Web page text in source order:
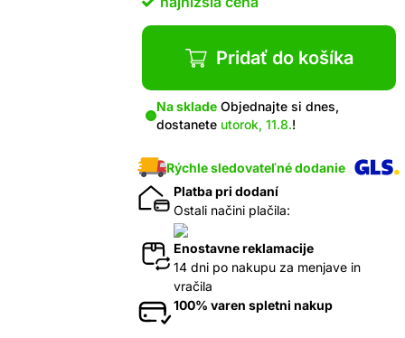
Pridať do košíka
Na sklade Objednajte si dnes,
dostanete utorok, 11.8.!
Rýchle sledovateľné dodanie
Platba pri dodaní
Ostali načini plačila:
Enostavne reklamacije
14 dni po nakupu za menjave in
vračila
100% varen spletni nakup